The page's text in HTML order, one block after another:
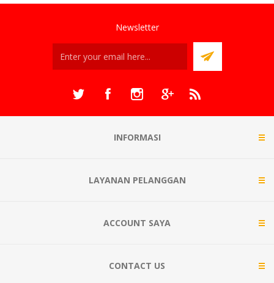
Newsletter
INFORMASI
LAYANAN PELANGGAN
ACCOUNT SAYA
CONTACT US